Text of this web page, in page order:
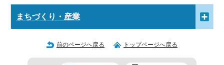
まちづくり・産業
前のページへ戻る トップページへ戻る